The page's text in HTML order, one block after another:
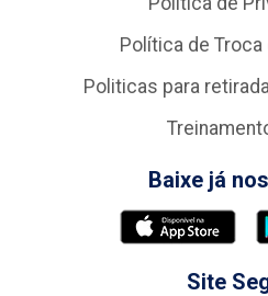
Política de
Politicas para
Baixe já
Site